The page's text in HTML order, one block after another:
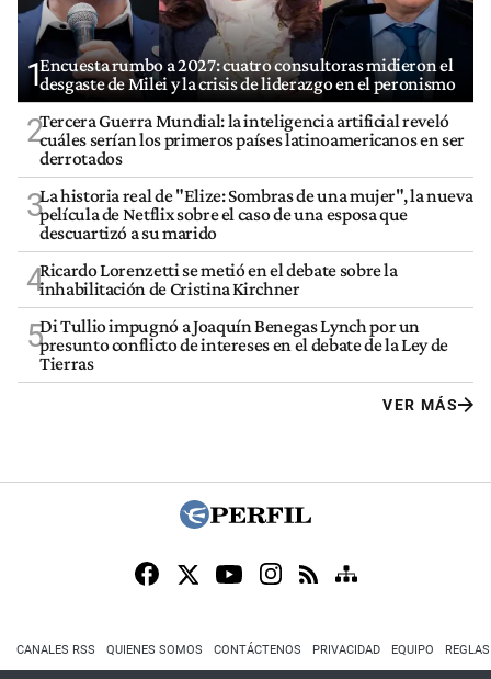
1Encuesta rumbo a 2027: cuatro consultoras midieron el
desgaste de Milei y la crisis de liderazgo en el peronismo
2Tercera Guerra Mundial: la inteligencia artificial reveló
cuáles serían los primeros países latinoamericanos en ser
derrotados
3La historia real de "Elize: Sombras de una mujer", la nueva
película de Netflix sobre el caso de una esposa que
descuartizó a su marido
4Ricardo Lorenzetti se metió en el debate sobre la
inhabilitación de Cristina Kirchner
5Di Tullio impugnó a Joaquín Benegas Lynch por un
presunto conflicto de intereses en el debate de la Ley de
Tierras
VER MÁS
CANALES RSS QUIENES SOMOS CONTÁCTENOS PRIVACIDAD EQUIPO